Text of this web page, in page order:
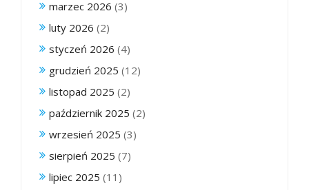
marzec 2026 (3)
luty 2026 (2)
styczeń 2026 (4)
grudzień 2025 (12)
listopad 2025 (2)
październik 2025 (2)
wrzesień 2025 (3)
sierpień 2025 (7)
lipiec 2025 (11)